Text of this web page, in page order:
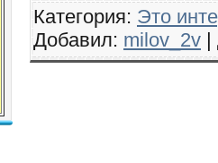
Категория: Это
Добавил: milov_2v |